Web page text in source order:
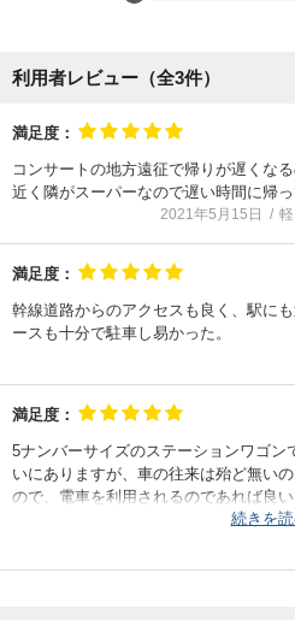
利用者レビュー（全3件）
満足度：
コンサートの地方遠征で帰りが遅く
近く隣がスーパーなので遅い時間に帰っ
2021年5月15日
満足度：
幹線道路からのアクセスも良く、駅に
ースも十分で駐車し易かった。
満足度：
5ナンバーサイズのステーションワゴン
いにありますが、車の往来は殆ど無い
ので、電車を利用されるのであれば良
何度でも出入り可という事であれば妥当
続きを